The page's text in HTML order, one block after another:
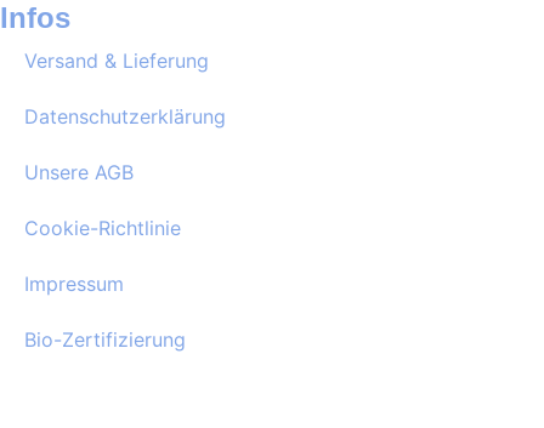
Infos
Versand & Lieferung
Datenschutzerklärung
Unsere AGB
Cookie-Richtlinie
Impressum
Bio-Zertifizierung